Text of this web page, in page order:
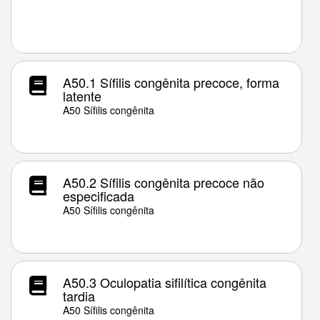
A50.1 Sífilis congênita precoce, forma
latente
A50 Sífilis congênita
A50.2 Sífilis congênita precoce não
especificada
A50 Sífilis congênita
A50.3 Oculopatia sifilítica congênita
tardia
A50 Sífilis congênita